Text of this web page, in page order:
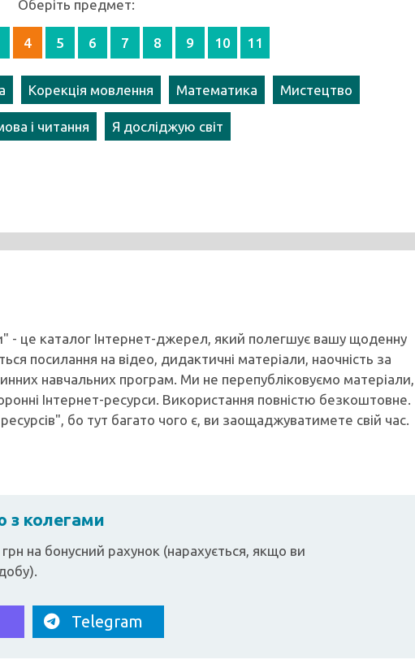
Оберіть предмет:
4 5 6 7 8 9 10 11
Корекція мовлення Математика Мистецтво
і читання Я досліджую світ
- це каталог Інтернет-джерел, який полегшує вашу щоденну
посилання на відео, дидактичні матеріали, наочність за
навчальних програм. Ми не перепубліковуємо матеріали,
Інтернет-ресурси. Використання повністю безкоштовне.
бо тут багато чого є, ви заощаджуватимете свій час.
з колегами
на бонусний рахунок (нарахується, якщо ви
Telegram